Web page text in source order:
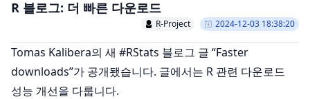
R 블로그: 더 빠른 다운로드
R-Project 2024-12-03 18:38:20
Tomas Kalibera의 새 #RStats 블로그 글 “Faster
downloads”가 공개됐습니다. 글에서는 R 관련 다운로드
성능 개선을 다룹니다.